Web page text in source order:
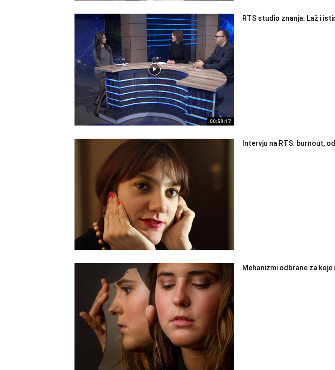
00:59:17
RTS studio znanja: Laž i
Intervju na RTS: burnout,
Mehanizmi odbrane za